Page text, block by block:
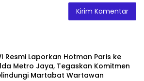
Resmi Laporkan Hotman Paris ke
Metro Jaya, Tegaskan Komitmen
Martabat Wartawan